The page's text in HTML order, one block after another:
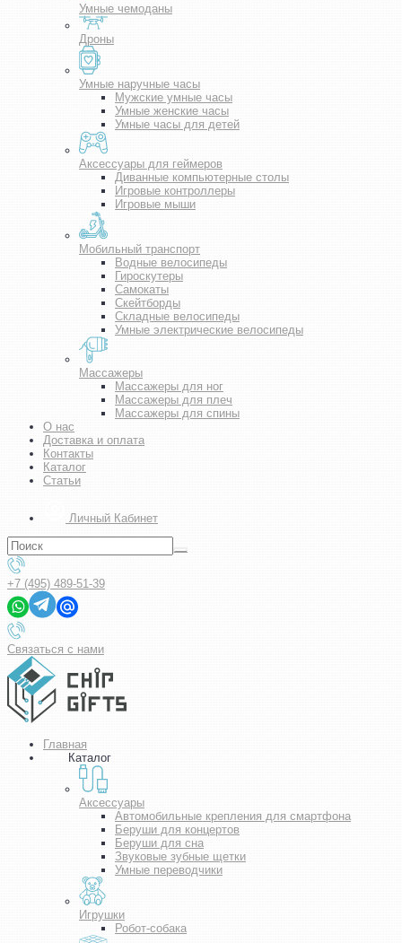
Умные чемоданы
Дроны
Умные наручные часы
Мужские умные часы
Умные женские часы
Умные часы для детей
Аксессуары для геймеров
Диванные компьютерные столы
Игровые контроллеры
Игровые мыши
Мобильный транспорт
Водные велосипеды
Гироскутеры
Самокаты
Скейтборды
Складные велосипеды
Умные электрические велосипеды
Массажеры
Массажеры для ног
Массажеры для плеч
Массажеры для спины
О нас
Доставка и оплата
Контакты
Каталог
Статьи
Личный Кабинет
+7 (495) 489-51-39
Связаться с нами
Главная
Каталог
Аксессуары
Автомобильные крепления для смартфона
Беруши для концертов
Беруши для сна
Звуковые зубные щетки
Умные переводчики
Игрушки
Робот-собака